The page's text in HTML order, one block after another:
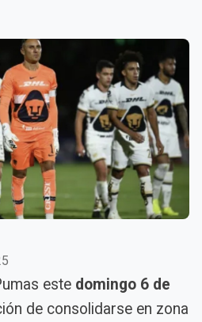
este domingo 6 de
de consolidarse en zona